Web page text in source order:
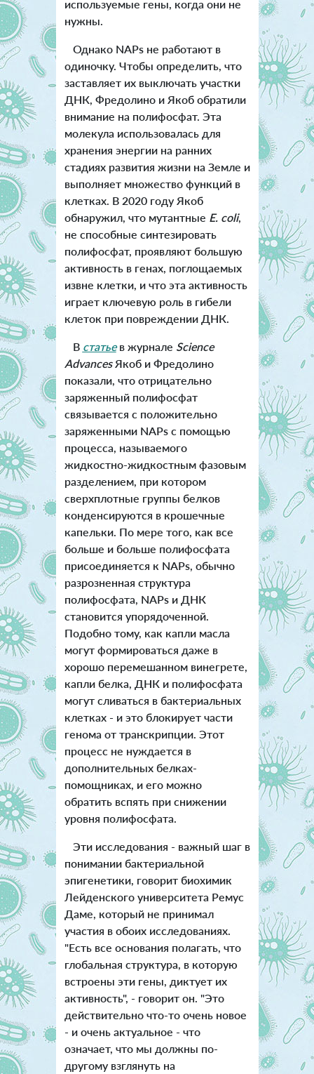
используемые гены, когда они не
нужны.
Однако NAPs не работают в
одиночку. Чтобы определить, что
заставляет их выключать участки
ДНК, Фредолино и Якоб обратили
внимание на полифосфат. Эта
молекула использовалась для
хранения энергии на ранних
стадиях развития жизни на Земле и
выполняет множество функций в
клетках. В 2020 году Якоб
обнаружил, что мутантные E. coli,
не способные синтезировать
полифосфат, проявляют большую
активность в генах, поглощаемых
извне клетки, и что эта активность
играет ключевую роль в гибели
клеток при повреждении ДНК.
В статьев журнале Science
AdvancesЯкоб и Фредолино
показали, что отрицательно
заряженный полифосфат
связывается с положительно
заряженными NAPs с помощью
процесса, называемого
жидкостно-жидкостным фазовым
разделением, при котором
сверхплотные группы белков
конденсируются в крошечные
капельки. По мере того, как все
больше и больше полифосфата
присоединяется к NAPs, обычно
разрозненная структура
полифосфата, NAPs и ДНК
становится упорядоченной.
Подобно тому, как капли масла
могут формироваться даже в
хорошо перемешанном винегрете,
капли белка, ДНК и полифосфата
могут сливаться в бактериальных
клетках - и это блокирует части
генома от транскрипции. Этот
процесс не нуждается в
дополнительных белках-
помощниках, и его можно
обратить вспять при снижении
уровня полифосфата.
Эти исследования - важный шаг в
понимании бактериальной
эпигенетики, говорит биохимик
Лейденского университета Ремус
Даме, который не принимал
участия в обоих исследованиях.
"Есть все основания полагать, что
глобальная структура, в которую
встроены эти гены, диктует их
активность", - говорит он. "Это
действительно что-то очень новое
- и очень актуальное - что
означает, что мы должны по-
другому взглянуть на